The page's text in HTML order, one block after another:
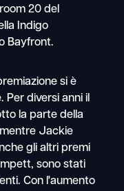
20 del
Indigo
Bayfront.
si è
Per diversi anni il
la parte della
Jackie
gli altri premi
sono stati
Con l'aumento